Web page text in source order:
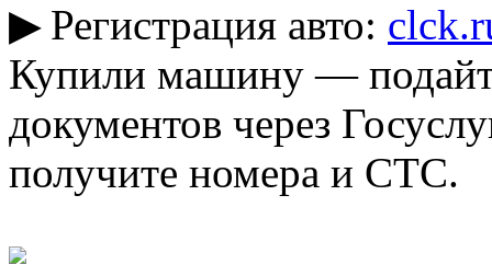
Регистрация авто:
Купили машину —
документов через
получите номера и СТС.